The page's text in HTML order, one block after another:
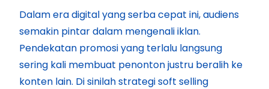
Dalam era digital yang serba cepat ini, audiens
semakin pintar dalam mengenali iklan.
Pendekatan promosi yang terlalu langsung
sering kali membuat penonton justru beralih ke
konten lain. Di sinilah strategi soft selling